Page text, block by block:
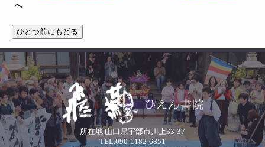
へ
所在地 山口県宇部市川上33-37
TEL.090-1182-6851